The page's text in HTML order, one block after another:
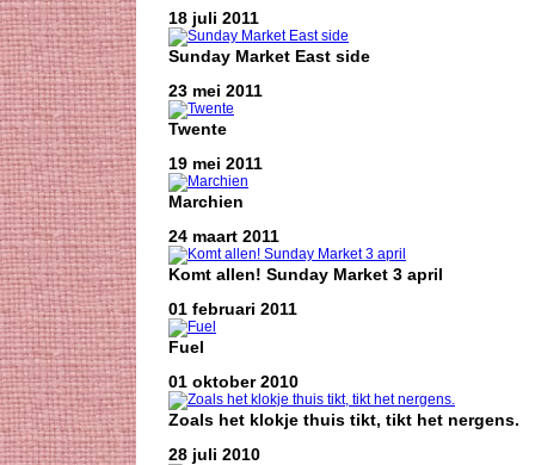
18 juli 2011
Sunday Market East side
23 mei 2011
Twente
19 mei 2011
Marchien
24 maart 2011
Komt allen! Sunday Market 3 april
01 februari 2011
Fuel
01 oktober 2010
Zoals het klokje thuis tikt, tikt het nergens.
28 juli 2010